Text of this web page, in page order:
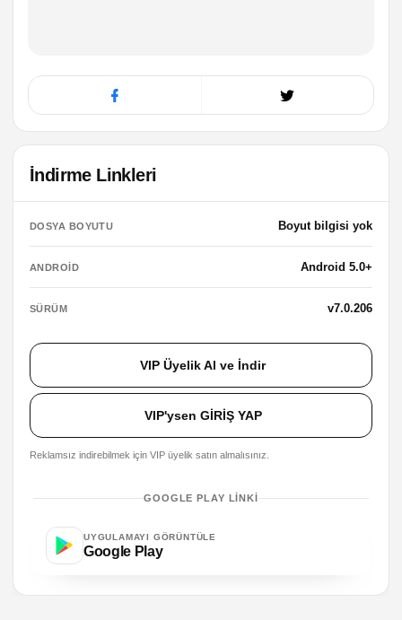
İndirme Linkleri
DOSYA BOYUTU Boyut bilgisi yok
ANDROID Android 5.0+
SÜRÜM v7.0.206
VIP Üyelik Al ve İndir
VIP'ysen GİRİŞ YAP
Reklamsız indirebilmek için VIP üyelik satın almalısınız.
GOOGLE PLAY LINKI
UYGULAMAYI GÖRÜNTÜLE
Google Play